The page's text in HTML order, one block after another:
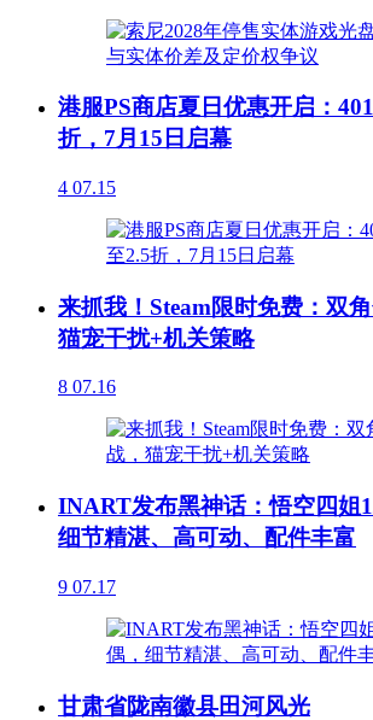
港服PS商店夏日优惠开启：
折，7月15日启幕
4 07.15
来抓我！Steam限时免费：双
猫宠干扰+机关策略
8 07.16
INART发布黑神话：悟空四姐
细节精湛、高可动、配件丰富
9 07.17
甘肃省陇南徽县田河风光